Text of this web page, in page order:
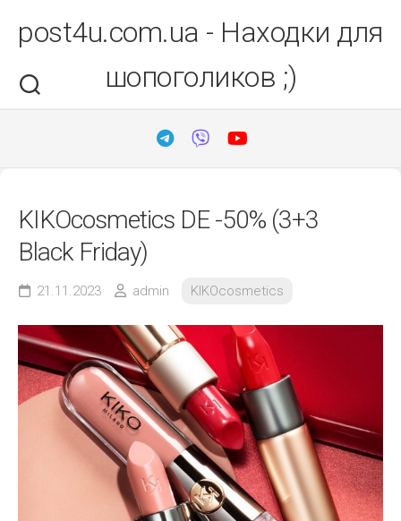
вмістуpost4u.com.ua - Находки для
шопоголиков ;)
KIKOcosmetics DE -50% (3+3
Black Friday)
21.11.2023 admin KIKOcosmetics